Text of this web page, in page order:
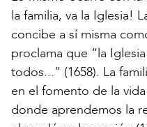
la familia, va la Iglesia!
concibe a sí misma
proclama que “la
todos...” (1658). La
en el fomento de la
donde aprendemos la